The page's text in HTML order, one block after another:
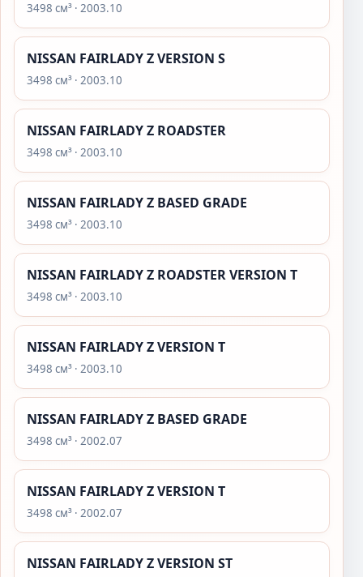
3498 см³ · 2003.10
NISSAN FAIRLADY Z VERSION S
3498 см³ · 2003.10
NISSAN FAIRLADY Z ROADSTER
3498 см³ · 2003.10
NISSAN FAIRLADY Z BASED GRADE
3498 см³ · 2003.10
NISSAN FAIRLADY Z ROADSTER VERSION T
3498 см³ · 2003.10
NISSAN FAIRLADY Z VERSION T
3498 см³ · 2003.10
NISSAN FAIRLADY Z BASED GRADE
3498 см³ · 2002.07
NISSAN FAIRLADY Z VERSION T
3498 см³ · 2002.07
NISSAN FAIRLADY Z VERSION ST